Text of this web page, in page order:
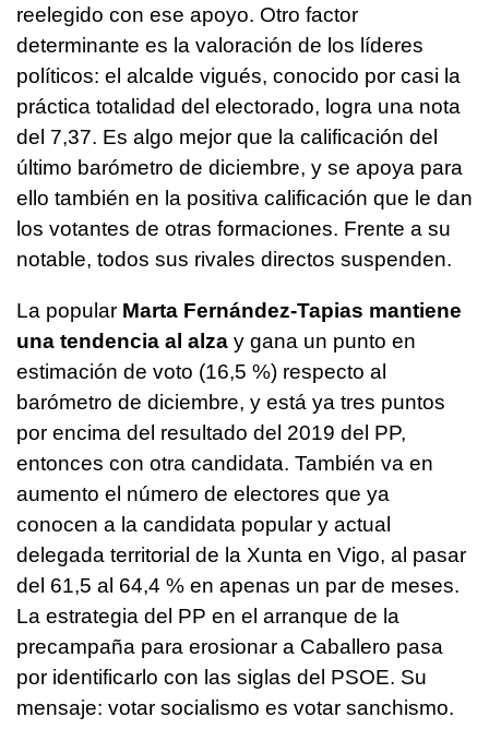
reelegido con ese apoyo. Otro factor
determinante es la valoración de los líderes
políticos: el alcalde vigués, conocido por casi la
práctica totalidad del electorado, logra una nota
del 7,37. Es algo mejor que la calificación del
último barómetro de diciembre, y se apoya para
ello también en la positiva calificación que le dan
los votantes de otras formaciones. Frente a su
notable, todos sus rivales directos suspenden.
La popular Marta Fernández-Tapias mantiene
una tendencia al alza y gana un punto en
estimación de voto (16,5 %) respecto al
barómetro de diciembre, y está ya tres puntos
por encima del resultado del 2019 del PP,
entonces con otra candidata. También va en
aumento el número de electores que ya
conocen a la candidata popular y actual
delegada territorial de la Xunta en Vigo, al pasar
del 61,5 al 64,4 % en apenas un par de meses.
La estrategia del PP en el arranque de la
precampaña para erosionar a Caballero pasa
por identificarlo con las siglas del PSOE. Su
mensaje: votar socialismo es votar sanchismo.